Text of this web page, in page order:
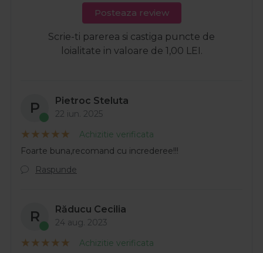
Posteaza review
Scrie-ti parerea si castiga puncte de
loialitate in valoare de 1,00 LEI.
P Pietroc Steluta
22 iun. 2025
Achizitie verificata
Foarte buna,recomand cu increderee!!!
Raspunde
R Răducu Cecilia
24 aug. 2023
Achizitie verificata